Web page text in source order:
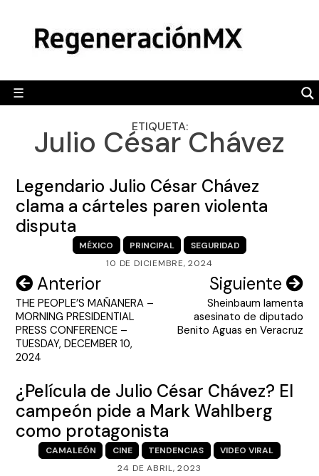
content
☰
POLÍTICA
CAMALEÓN
OPINIÓN
ENGLISH SECTION
ETIQUETA:
Julio César Chávez
Legendario Julio César Chávez
clama a cárteles paren violenta
disputa
MÉXICO PRINCIPAL
SEGURIDAD
10 DE DICIEMBRE, 2024
Navegación
de
entradas
Anterior
THE PEOPLE’S MAÑANERA –
MORNING PRESIDENTIAL
PRESS CONFERENCE –
TUESDAY, DECEMBER 10,
2024
Siguiente
Sheinbaum lamenta
asesinato de diputado
Benito Aguas en Veracruz
¿Película de Julio César Chávez? El
campeón pide a Mark Wahlberg
como protagonista
CAMALEÓN CINE TENDENCIAS
VIDEO VIRAL
24 DE ABRIL, 2023